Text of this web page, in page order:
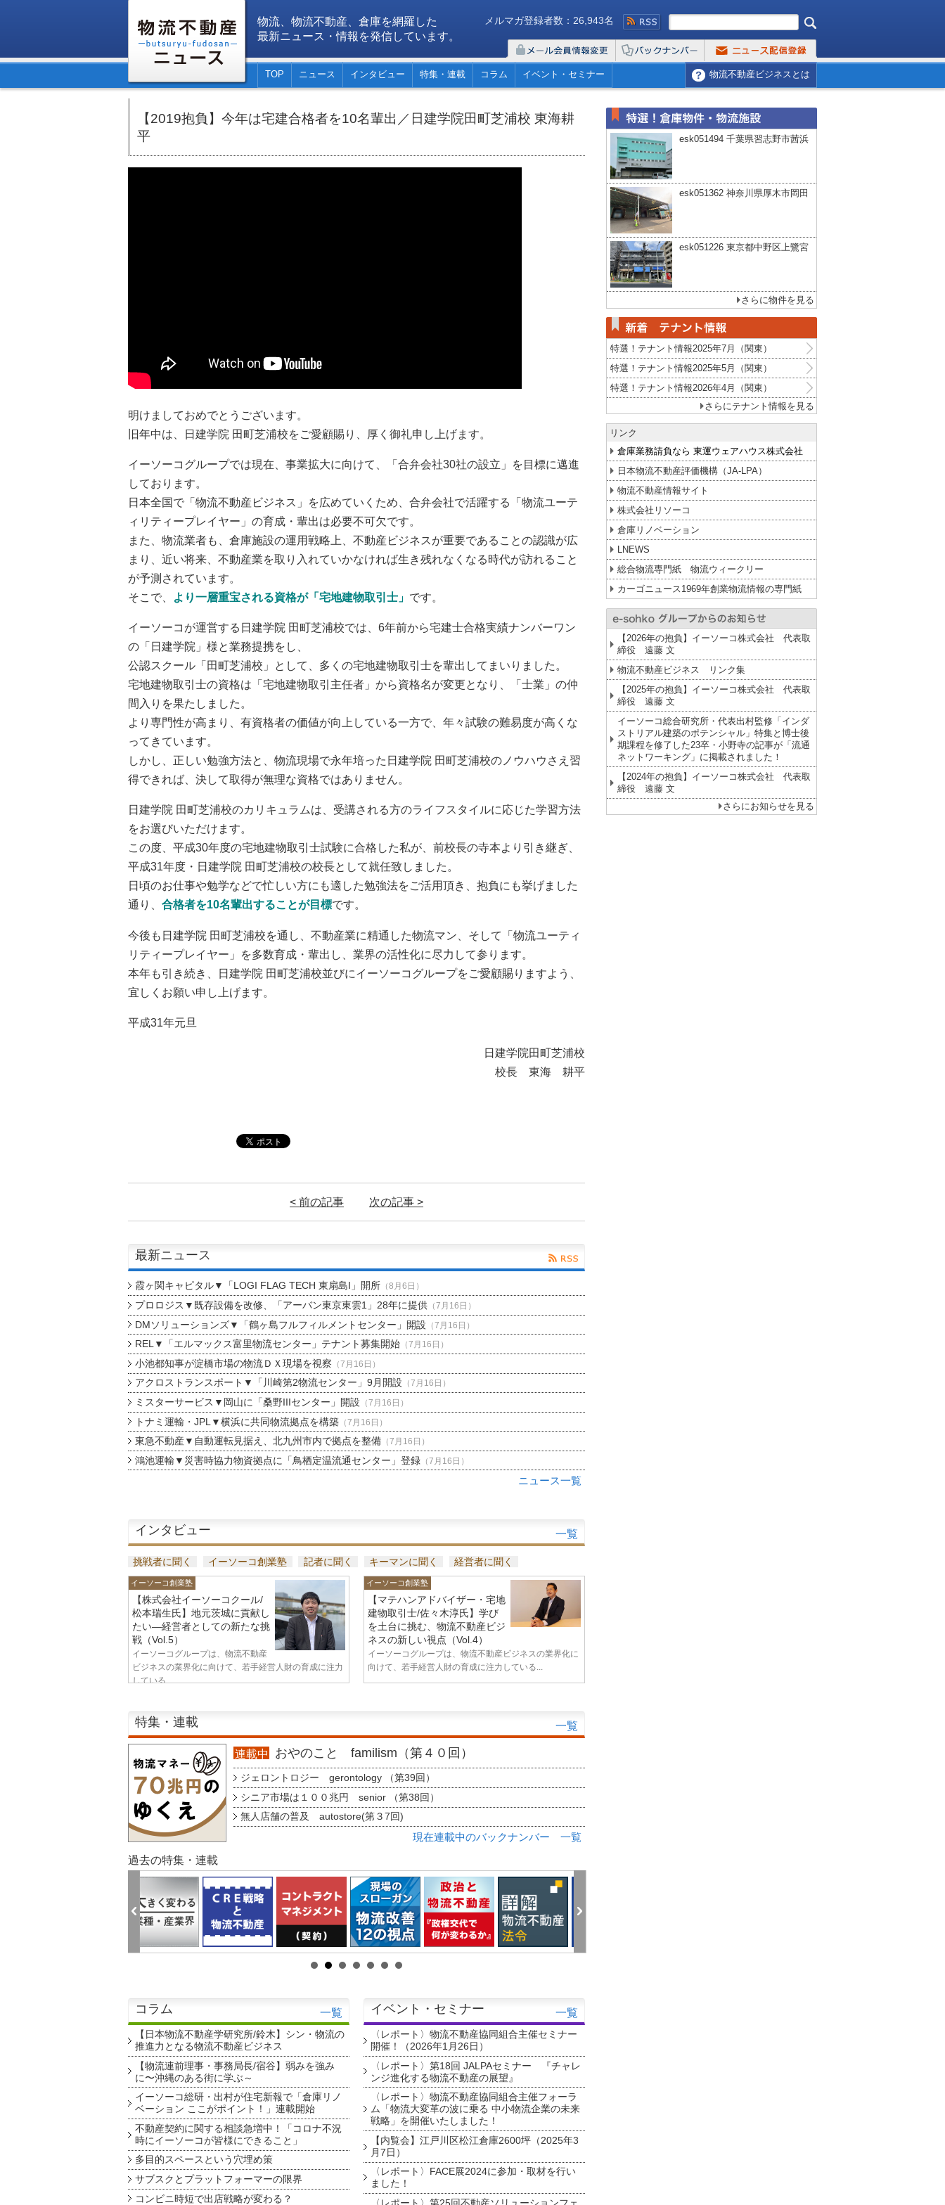
物流、物流不動産、倉庫を網羅した
最新ニュース・情報を発信しています。
メルマガ登録者数：26,943名
TOP ニュース インタビュー 特集・連載 コラム イベント・セミナー 物流不動産ビジネスとは
【2019抱負】今年は宅建合格者を10名輩出／日建学院田町芝浦校 東海耕
平
明けましておめでとうございます。
旧年中は、日建学院 田町芝浦校をご愛顧賜り、厚く御礼申し上げます。
イーソーコグループでは現在、事業拡大に向けて、「合弁会社30社の設立」を目標に邁進
しております。
日本全国で「物流不動産ビジネス」を広めていくため、合弁会社で活躍する「物流ユーテ
ィリティープレイヤー」の育成・輩出は必要不可欠です。
また、物流業者も、倉庫施設の運用戦略上、不動産ビジネスが重要であることの認識が広
まり、近い将来、不動産業を取り入れていかなければ生き残れなくなる時代が訪れること
が予測されています。
そこで、
より一層重宝される資格が「宅地建物取引士」 です。
イーソーコが運営する日建学院 田町芝浦校では、6年前から宅建士合格実績ナンバーワン
の「日建学院」様と業務提携をし、
公認スクール「田町芝浦校」として、多くの宅地建物取引士を輩出してまいりました。
宅地建物取引士の資格は「宅地建物取引主任者」から資格名が変更となり、「士業」の仲
間入りを果たしました。
より専門性が高まり、有資格者の価値が向上している一方で、年々試験の難易度が高くな
ってきています。
しかし、正しい勉強方法と、物流現場で永年培った日建学院 田町芝浦校のノウハウさえ習
得できれば、決して取得が無理な資格ではありません。
日建学院 田町芝浦校のカリキュラムは、受講される方のライフスタイルに応じた学習方法
をお選びいただけます。
この度、平成30年度の宅地建物取引士試験に合格した私が、前校長の寺本より引き継ぎ、
平成31年度・日建学院 田町芝浦校の校長として就任致しました。
日頃のお仕事や勉学などで忙しい方にも適した勉強法をご活用頂き、抱負にも挙げました
通り、 合格者を10名輩出することが目標です。
今後も日建学院 田町芝浦校を通し、不動産業に精通した物流マン、そして「物流ユーティ
リティープレイヤー」を多数育成・輩出し、業界の活性化に尽力して参ります。
本年も引き続き、日建学院 田町芝浦校並びにイーソーコグループをご愛顧賜りますよう、
宜しくお願い申し上げます。
平成31年元旦
日建学院田町芝浦校
校長 東海 耕平
< 前の記事 次の記事 >
最新ニュース
霞ヶ関キャピタル▼「LOGI FLAG TECH 東扇島I」開所（8月6日）
プロロジス▼既存設備を改修、「アーバン東京東雲1」28年に提供（7月16日）
DMソリューションズ▼「鶴ヶ島フルフィルメントセンター」開設 （7月16日）
REL▼「エルマックス富里物流センター」テナント募集開始（7月16日）
小池都知事が淀橋市場の物流ＤＸ現場を視察 （7月16日）
アクロストランスポート▼「川崎第2物流センター」9月開設 （7月16日）
ミスターサービス▼岡山に「桑野IIIセンター」開設 （7月16日）
トナミ運輸・JPL▼横浜に共同物流拠点を構築（7月16日）
東急不動産▼自動運転見据え、北九州市内で拠点を整備（7月16日）
鴻池運輸▼災害時協力物資拠点に「鳥栖定温流通センター」登録（7月16日）
ニュース一覧
インタビュー 一覧
挑戦者に聞く イーソーコ創業塾 記者に聞く キーマンに聞く 経営者に聞く
イーソーコ創業塾
【株式会社イーソーコクール/
松本瑞生氏】地元茨城に貢献し
たい—経営者としての新たな挑
戦（Vol.5）
イーソーコグループは、物流不動産
ビジネスの業界化に向けて、若手経営人財の育成に注力
している...
イーソーコ創業塾
【マテハンアドバイザー・宅地
建物取引士/佐々木淳氏】学び
を土台に挑む、物流不動産ビジ
ネスの新しい視点（Vol.4）
イーソーコグループは、物流不動産ビジネスの業界化に
向けて、若手経営人財の育成に注力している...
特集・連載 一覧
連載中 おやのこと familism（第４０回）
ジェロントロジー gerontology （第39回）
シニア市場は１００兆円 senior （第38回）
無人店舗の普及 autostore(第３7回)
現在連載中のバックナンバー 一覧
過去の特集・連載
コラム 一覧
【日本物流不動産学研究所/鈴木】シン・物流の
推進力となる物流不動産ビジネス
【物流連前理事・事務局長/宿谷】弱みを強み
に〜沖縄のある街に学ぶ～
イーソーコ総研・出村が住宅新報で「倉庫リノ
ベーション ここがポイント！」連載開始
不動産契約に関する相談急増中！「コロナ不況
時にイーソーコが皆様にできること」
多目的スペースという穴埋め策
サブスクとプラットフォーマーの限界
コンビニ時短で出店戦略が変わる？
イベント・セミナー 一覧
〈レポート〉物流不動産協同組合主催セミナー
開催！（2026年1月26日）
〈レポート〉第18回 JALPAセミナー 『チャレ
ンジ進化する物流不動産の展望』
〈レポート〉物流不動産協同組合主催フォーラ
ム「物流大変革の波に乗る 中小物流企業の未来
戦略」を開催いたしました！
【内覧会】江戸川区松江倉庫2600坪（2025年3
月7日）
〈レポート〉FACE展2024に参加・取材を行い
ました！
esk051494 千葉県習志野市茜浜
esk051362 神奈川県厚木市岡田
esk051226 東京都中野区上鷺宮
さらに物件を見る
特選！テナント情報2025年7月（関東）
特選！テナント情報2025年5月（関東）
特選！テナント情報2026年4月（関東）
さらにテナント情報を見る
リンク
倉庫業務請負なら 東運ウェアハウス株式会社
日本物流不動産評価機構（JA-LPA）
物流不動産情報サイト
株式会社リソーコ
倉庫リノベーション
LNEWS
総合物流専門紙 物流ウィークリー
カーゴニュース1969年創業物流情報の専門紙
【2026年の抱負】イーソーコ株式会社 代表取
締役 遠藤 文
物流不動産ビジネス リンク集
【2025年の抱負】イーソーコ株式会社 代表取
締役 遠藤 文
イーソーコ総合研究所・代表出村監修「インダ
ストリアル建築のポテンシャル」特集と博士後
期課程を修了した23卒・小野寺の記事が「流通
ネットワーキング」に掲載されました！
【2024年の抱負】イーソーコ株式会社 代表取
締役 遠藤 文
さらにお知らせを見る